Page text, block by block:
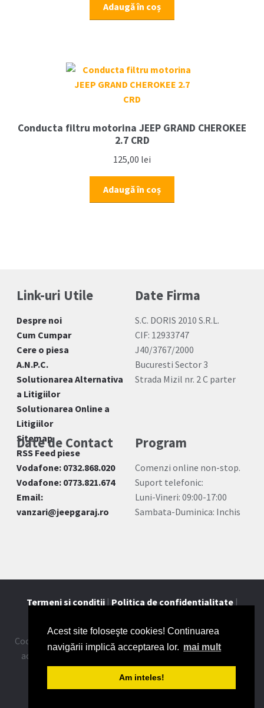
Acest site foloseşte cookies! Continuarea
navigării implică acceptarea lor. mai mult
Am inteles!
Adaugă în coș
Conducta filtru motorina JEEP GRAND CHEROKEE
2.7 CRD
125,00 lei
Adaugă în coș
Link-uri Utile
Despre noi
Cum Cumpar
Cere o piesa
A.N.P.C.
Solutionarea Alternativa
a Litigiilor
Solutionarea Online a
Litigiilor
Sitemap
RSS Feed piese
Date Firma
S.C. DORIS 2010 S.R.L.
CIF: 12933747
J40/3767/2000
Bucuresti Sector 3
Strada Mizil nr. 2 C parter
Date de Contact
Vodafone: 0732.868.020
Vodafone: 0773.821.674
Email:
vanzari@jeepgaraj.ro
Program
Comenzi online non-stop.
Suport telefonic:
Luni-Vineri: 09:00-17:00
Sambata-Duminica: Inchis
Termeni si conditii| Politica de confidentialitate|
Cookie-urile ne ajuta sa oferim serviciile noastre. Utilizand
aceste servicii, acceptati modul in care utilizam cookie-